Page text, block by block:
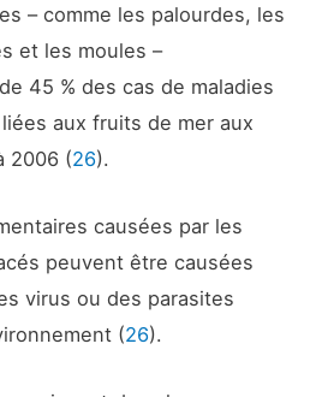
– comme les palourdes, les
et les moules –
45 % des cas de maladies
aux fruits de mer aux
2006 (26).
causées par les
peuvent être causées
virus ou des parasites
(26).